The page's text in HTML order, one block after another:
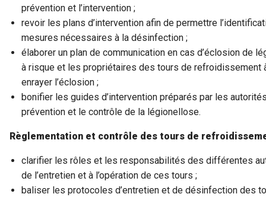
prévention et l’intervention ;
revoir les plans d’intervention afin de permettre
mesures nécessaires à la désinfection ;
élaborer un plan de communication en cas d’éclosion de
à risque et les propriétaires des tours de refroidissement
enrayer l’éclosion ;
bonifier les guides d’intervention préparés par les
prévention et le contrôle de la légionellose.
Règlementation et contrôle des tours de
clarifier les rôles et les responsabilités des différentes
de l’entretien et à l’opération de ces tours ;
baliser les protocoles d’entretien et de désinfection des